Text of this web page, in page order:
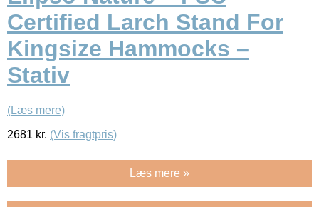
Certified Larch Stand For
Kingsize Hammocks –
Stativ
(Læs mere)
2681 kr. (Vis fragtpris)
Læs mere »